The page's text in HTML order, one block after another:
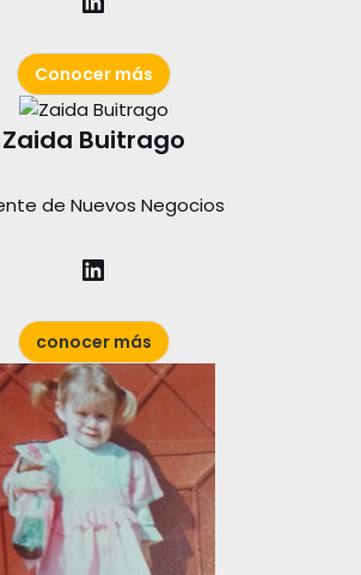
Conocer más
Zaida Buitrago
de Nuevos Negocios
conocer más